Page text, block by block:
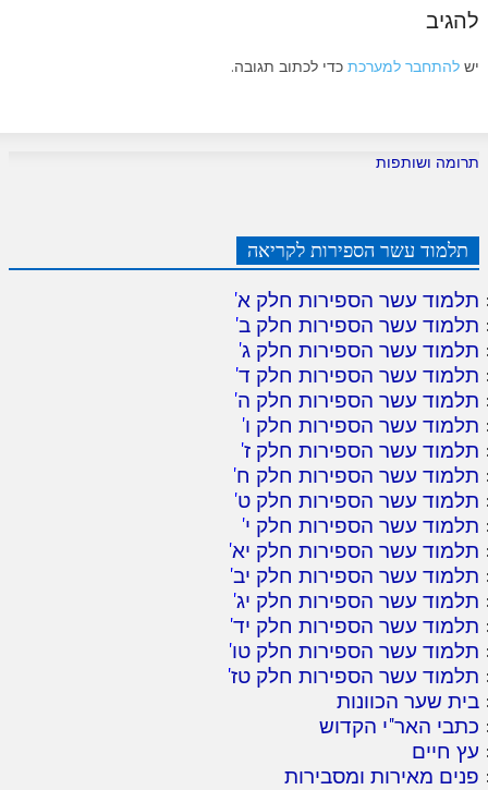
להגיב
יש להתחבר למערכת כדי לכתוב תגובה.
תרומה ושותפות
תלמוד עשר הספירות לקריאה
תלמוד עשר הספירות חלק א'
תלמוד עשר הספירות חלק ב'
תלמוד עשר הספירות חלק ג'
תלמוד עשר הספירות חלק ד'
תלמוד עשר הספירות חלק ה'
תלמוד עשר הספירות חלק ו'
תלמוד עשר הספירות חלק ז'
תלמוד עשר הספירות חלק ח'
תלמוד עשר הספירות חלק ט'
תלמוד עשר הספירות חלק י'
תלמוד עשר הספירות חלק יא'
תלמוד עשר הספירות חלק יב'
תלמוד עשר הספירות חלק יג'
תלמוד עשר הספירות חלק יד'
תלמוד עשר הספירות חלק טו'
תלמוד עשר הספירות חלק טז'
בית שער הכוונות
כתבי האר"י הקדוש
עץ חיים
פנים מאירות ומסבירות